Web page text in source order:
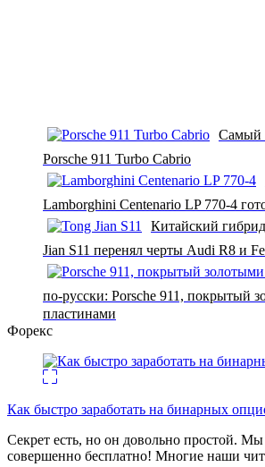
Самый
Porsche 911 Turbo Cabrio
Lamborghini Centenario LP 770-4
Китайский
Jian S11 перенял черты Audi R8 и
по-русски: Porsche 911, покрытый
пластинами
Форекс
Как быстро заработать на бинарных
Секрет есть, но он довольно простой.
совершенно бесплатно! Многие наши